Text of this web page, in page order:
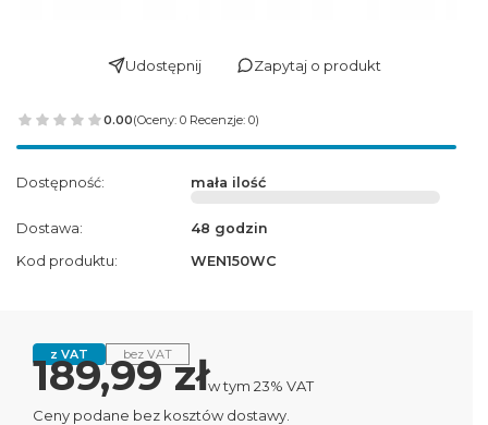
Udostępnij Zapytaj o produkt
0.00(Oceny: 0 Recenzje: 0)
Dostępność: mała ilość
Dostawa:
48 godzin
Kod produktu:
WEN150WC
z VAT bez VAT
Cena
189,99 złw tym 23% VAT
w tym 23% VAT
Ceny podane bez kosztów dostawy.